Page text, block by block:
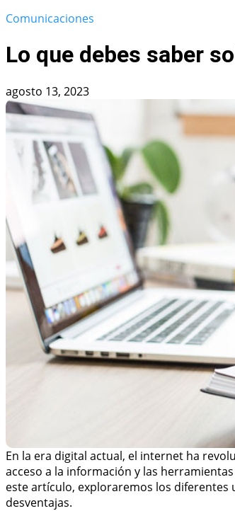
Comunicaciones
Lo que debes saber
agosto 13, 2023
En la era digital actual, el internet ha
acceso a la información y las
este artículo, exploraremos los diferentes
desventajas.